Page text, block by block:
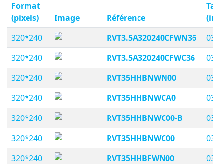
Format
(pixels)
Image Référence
320*240
RVT3.5A320240CFWN36
320*240
RVT3.5A320240CFWC36
320*240
RVT35HHBNWN00
320*240
RVT35HHBNWCA0
320*240
RVT35HHBNWC00-B
320*240
RVT35HHBNWC00
320*240
RVT35HHBFWN00